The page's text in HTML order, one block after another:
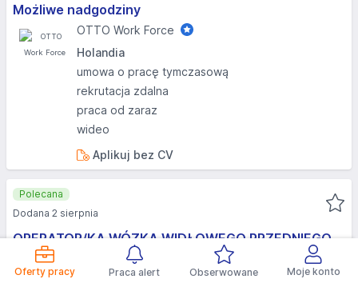
Oferty pracy Praca alert Obserwowane Moje konto
Możliwe nadgodziny
OTTO Work Force
Holandia
umowa o pracę tymczasową
rekrutacja zdalna
praca od zaraz
wideo
Aplikuj bez CV
OPERATOR/KA WÓZKA WIDŁOWEGO PRZEDNIEGO
E&A Agencja Zatrudnienia (nr KRAZ 385)
Polecana
Dodana 2 sierpnia